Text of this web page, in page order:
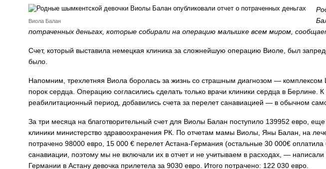
Виола Балан
потраченных деньгах, которые собирали на операцию малышке всем миром,
Счет, который выставила немецкая клиника за сложнейшую операцию Виоле, был
было.
Напомним, трехлетняя Виола боролась за жизнь со страшным диагнозом —
порок сердца. Операцию согласились сделать только врачи клиники сердца в Берлине.
реабилитационный период, добавились счета за перелет санавиацией — в обычном
За три месяца на благотворительный счет для Виолы Балан поступило 139952 евро,
клиники министерство здравоохранения РК. По отчетам мамы Виолы, Яны Балан, на
потрачено 98000 евро, 15 000 € перелет Астана-Германия (остальные 30 000€ оплатила
санавиации, поэтому мы не включали их в отчет и не учитываем в расходах, — написали
Германии в Астану девочка прилетела за 9030 евро. Итого потрачено: 122 030 евро.